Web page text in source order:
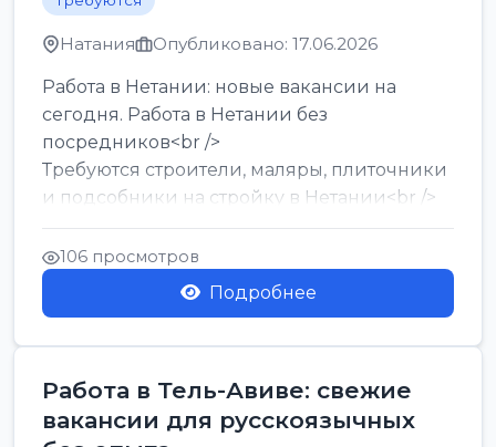
Натания Опубликовано: 17.06.2026
Работа в Нетании: новые вакансии на
сегодня. Работа в Нетании без
посредников<br />
Требуются строители, маляры, плиточники
и подсобники на стройку в Нетании<br />
Срочно требуются горничные, уборщи...
106 просмотров
Подробнее
Работа в Тель-Авиве: свежие
вакансии для русскоязычных